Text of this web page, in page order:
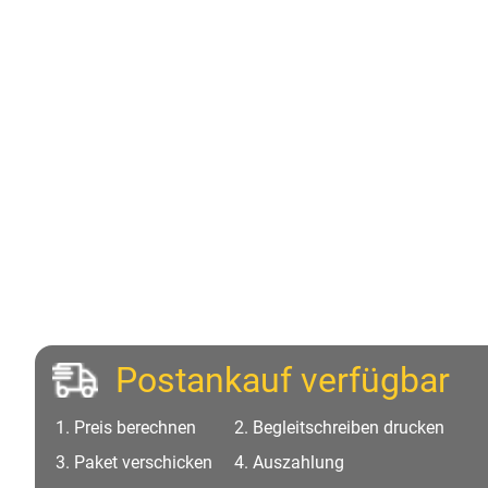
Postankauf verfügbar
Preis berechnen
Begleitschreiben drucken
Paket verschicken
Auszahlung